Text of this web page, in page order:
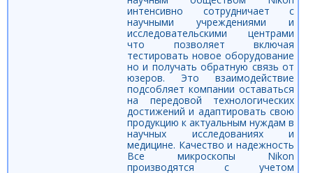
интенсивно сотрудничает с
научными учреждениями и
исследовательскими центрами
что позволяет включая
тестировать новое оборудование
но и получать обратную связь от
юзеров. Это взаимодействие
подсобляет компании оставаться
на передовой технологических
достижений и адаптировать свою
продукцию к актуальным нуждам в
научных исследованиях и
медицине. Качество и надежность
Все микроскопы Nikon
производятся с учетом